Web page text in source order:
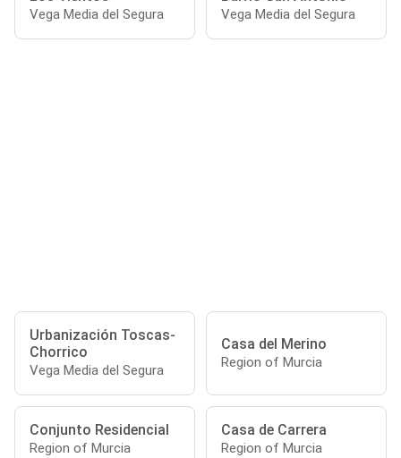
Vega Media del Segura Vega Media del Segura
Urbanización Toscas-
Chorrico
Vega Media del Segura
Casa del Merino
Region of Murcia
Conjunto Residencial
Region of Murcia
Casa de Carrera
Region of Murcia